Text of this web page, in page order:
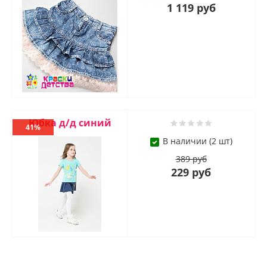
1 119 руб
Юбка д/д синий
41%
В наличии (2 шт)
389 руб
229 руб